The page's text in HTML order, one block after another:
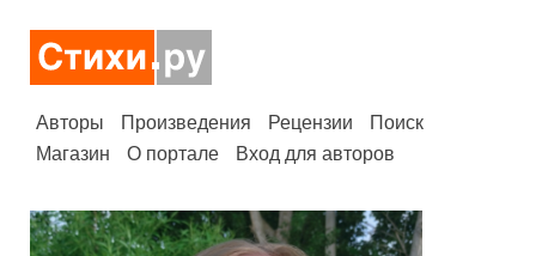
Авторы Произведения Рецензии
Поиск
Магазин
О портале Вход для авторов